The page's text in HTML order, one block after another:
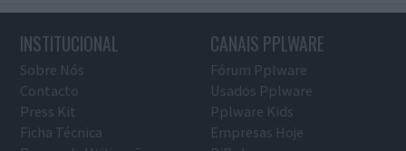
INSTITUCIONAL
Sobre Nós
Contacto
Press Kit
Ficha Técnica
CANAIS PPLWARE
Fórum Pplware
Usados Pplware
Pplware Kids
Empresas Hoje